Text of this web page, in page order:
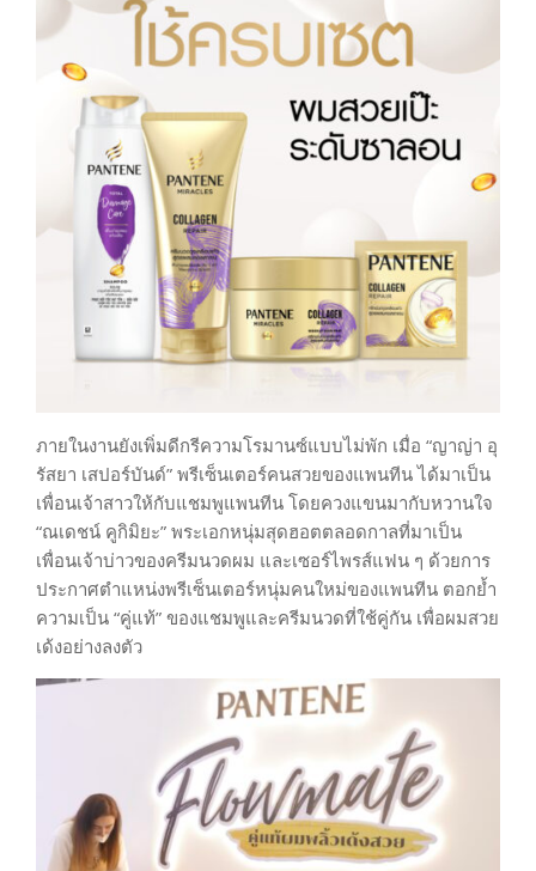
ภายในงานยังเพิ่มดีกรีความโรมานซ์แบบไม่พัก เมื่อ “ญาญ่า อุ
รัสยา เสปอร์บันด์” พรีเซ็นเตอร์คนสวยของแพนทีน ได้มาเป็น
เพื่อนเจ้าสาวให้กับแชมพูแพนทีน โดยควงแขนมากับหวานใจ
“ณเดชน์ คูกิมิยะ” พระเอกหนุ่มสุดฮอตตลอดกาลที่มาเป็น
เพื่อนเจ้าบ่าวของครีมนวดผม และเซอร์ไพรส์แฟน ๆ ด้วยการ
ประกาศตำแหน่งพรีเซ็นเตอร์หนุ่มคนใหม่ของแพนทีน ตอกย้ำ
ความเป็น “คู่แท้” ของแชมพูและครีมนวดที่ใช้คู่กัน เพื่อผมสวย
เด้งอย่างลงตัว